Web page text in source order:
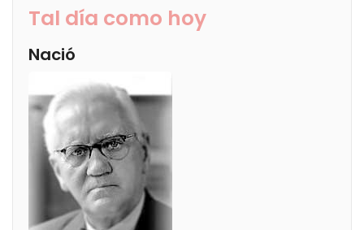
Tal día como hoy
Nació